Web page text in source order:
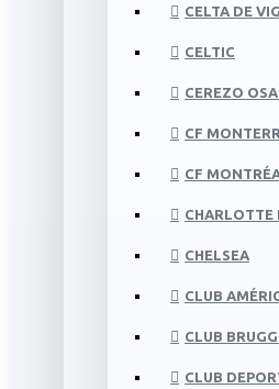
CELTA DE
CELTIC
CEREZO
CF
CF
CHARLOTTE
CHELSEA
CLUB
CLUB
CLUB